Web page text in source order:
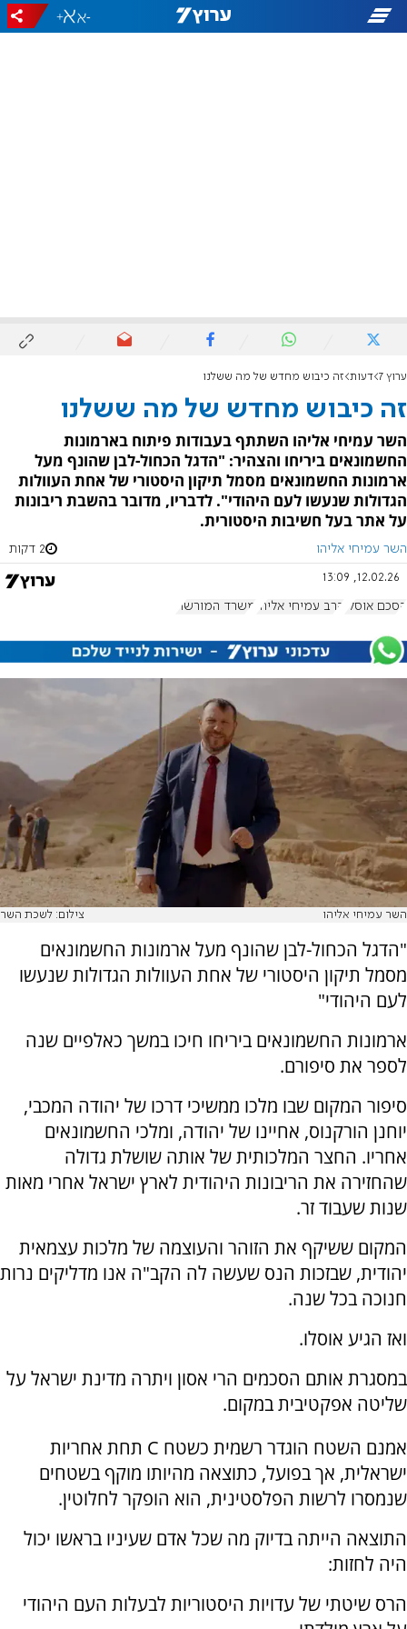
-
+
ערוץ 7 דעות זה כיבוש מחדש של מה ששלנו
זה כיבוש מחדש של מה ששלנו
השר עמיחי אליהו השתתף בעבודות פיתוח בארמונות
החשמונאים ביריחו והצהיר: "הדגל הכחול-לבן שהונף מעל
ארמונות החשמונאים מסמל תיקון היסטורי של אחת העוולות
הגדולות שנעשו לעם היהודי". לדבריו, מדובר בהשבת ריבונות
על אתר בעל חשיבות היסטורית.
השר עמיחי אליהו 2 דקות
12.02.26, 13:09
הסכם אוסלו הרב עמיחי אליהו משרד המורשת
השר עמיחי אליהו צילום: לשכת השר
"הדגל הכחול-לבן שהונף מעל ארמונות החשמונאים
מסמל תיקון היסטורי של אחת העוולות הגדולות שנעשו
לעם היהודי"
ארמונות החשמונאים ביריחו חיכו במשך כאלפיים שנה
לספר את סיפורם.
סיפור המקום שבו מלכו ממשיכי דרכו של יהודה המכבי,
יוחנן הורקנוס, אחיינו של יהודה, ומלכי החשמונאים
אחריו. החצר המלכותית של אותה שושלת גדולה
שהחזירה את הריבונות היהודית לארץ ישראל אחרי מאות
שנות שעבוד זר.
המקום ששיקף את הזוהר והעוצמה של מלכות עצמאית
יהודית, שבזכות הנס שעשה לה הקב"ה אנו מדליקים נרות
חנוכה בכל שנה.
ואז הגיע אוסלו.
במסגרת אותם הסכמים הרי אסון ויתרה מדינת ישראל על
שליטה אפקטיבית במקום.
אמנם השטח הוגדר רשמית כשטח C תחת אחריות
ישראלית, אך בפועל, כתוצאה מהיותו מוקף בשטחים
שנמסרו לרשות הפלסטינית, הוא הופקר לחלוטין.
התוצאה הייתה בדיוק מה שכל אדם שעיניו בראשו יכול
היה לחזות:
הרס שיטתי של עדויות היסטוריות לבעלות העם היהודי